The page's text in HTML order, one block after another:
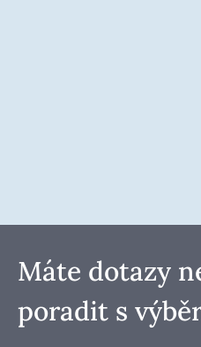
Máte dotazy
poradit s